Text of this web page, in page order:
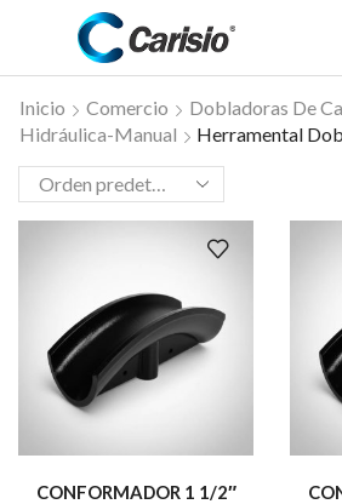
Inicio Comercio
Dobladoras De
Hidráulica-Manual
Herramental
CONFORMADOR 1 1/2″